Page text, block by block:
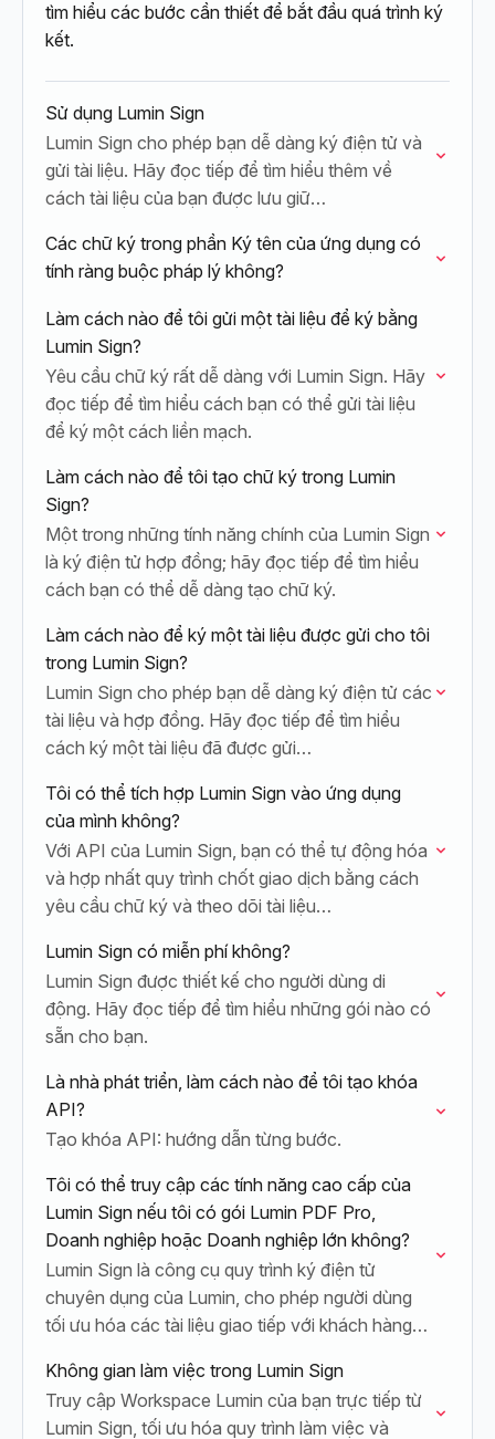
tìm hiểu các bước cần thiết để bắt đầu quá trình ký
kết.
Sử dụng Lumin Sign
Lumin Sign cho phép bạn dễ dàng ký điện tử và
gửi tài liệu. Hãy đọc tiếp để tìm hiểu thêm về
cách tài liệu của bạn được lưu giữ…
Các chữ ký trong phần Ký tên của ứng dụng có
tính ràng buộc pháp lý không?
Làm cách nào để tôi gửi một tài liệu để ký bằng
Lumin Sign?
Yêu cầu chữ ký rất dễ dàng với Lumin Sign. Hãy
đọc tiếp để tìm hiểu cách bạn có thể gửi tài liệu
để ký một cách liền mạch.
Làm cách nào để tôi tạo chữ ký trong Lumin
Sign?
Một trong những tính năng chính của Lumin Sign
là ký điện tử hợp đồng; hãy đọc tiếp để tìm hiểu
cách bạn có thể dễ dàng tạo chữ ký.
Làm cách nào để ký một tài liệu được gửi cho tôi
trong Lumin Sign?
Lumin Sign cho phép bạn dễ dàng ký điện tử các
tài liệu và hợp đồng. Hãy đọc tiếp để tìm hiểu
cách ký một tài liệu đã được gửi…
Tôi có thể tích hợp Lumin Sign vào ứng dụng
của mình không?
Với API của Lumin Sign, bạn có thể tự động hóa
và hợp nhất quy trình chốt giao dịch bằng cách
yêu cầu chữ ký và theo dõi tài liệu…
Lumin Sign có miễn phí không?
Lumin Sign được thiết kế cho người dùng di
động. Hãy đọc tiếp để tìm hiểu những gói nào có
sẵn cho bạn.
Là nhà phát triển, làm cách nào để tôi tạo khóa
API?
Tạo khóa API: hướng dẫn từng bước.
Tôi có thể truy cập các tính năng cao cấp của
Lumin Sign nếu tôi có gói Lumin PDF Pro,
Doanh nghiệp hoặc Doanh nghiệp lớn không?
Lumin Sign là công cụ quy trình ký điện tử
chuyên dụng của Lumin, cho phép người dùng
tối ưu hóa các tài liệu giao tiếp với khách hàng
Không gian làm việc trong Lumin Sign
Truy cập Workspace Lumin của bạn trực tiếp từ
Lumin Sign, tối ưu hóa quy trình làm việc và